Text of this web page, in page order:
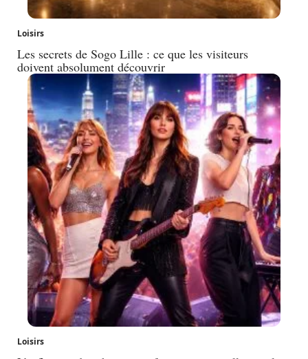
Loisirs
Les secrets de Sogo Lille : ce que les visiteurs
doivent absolument découvrir
Loisirs